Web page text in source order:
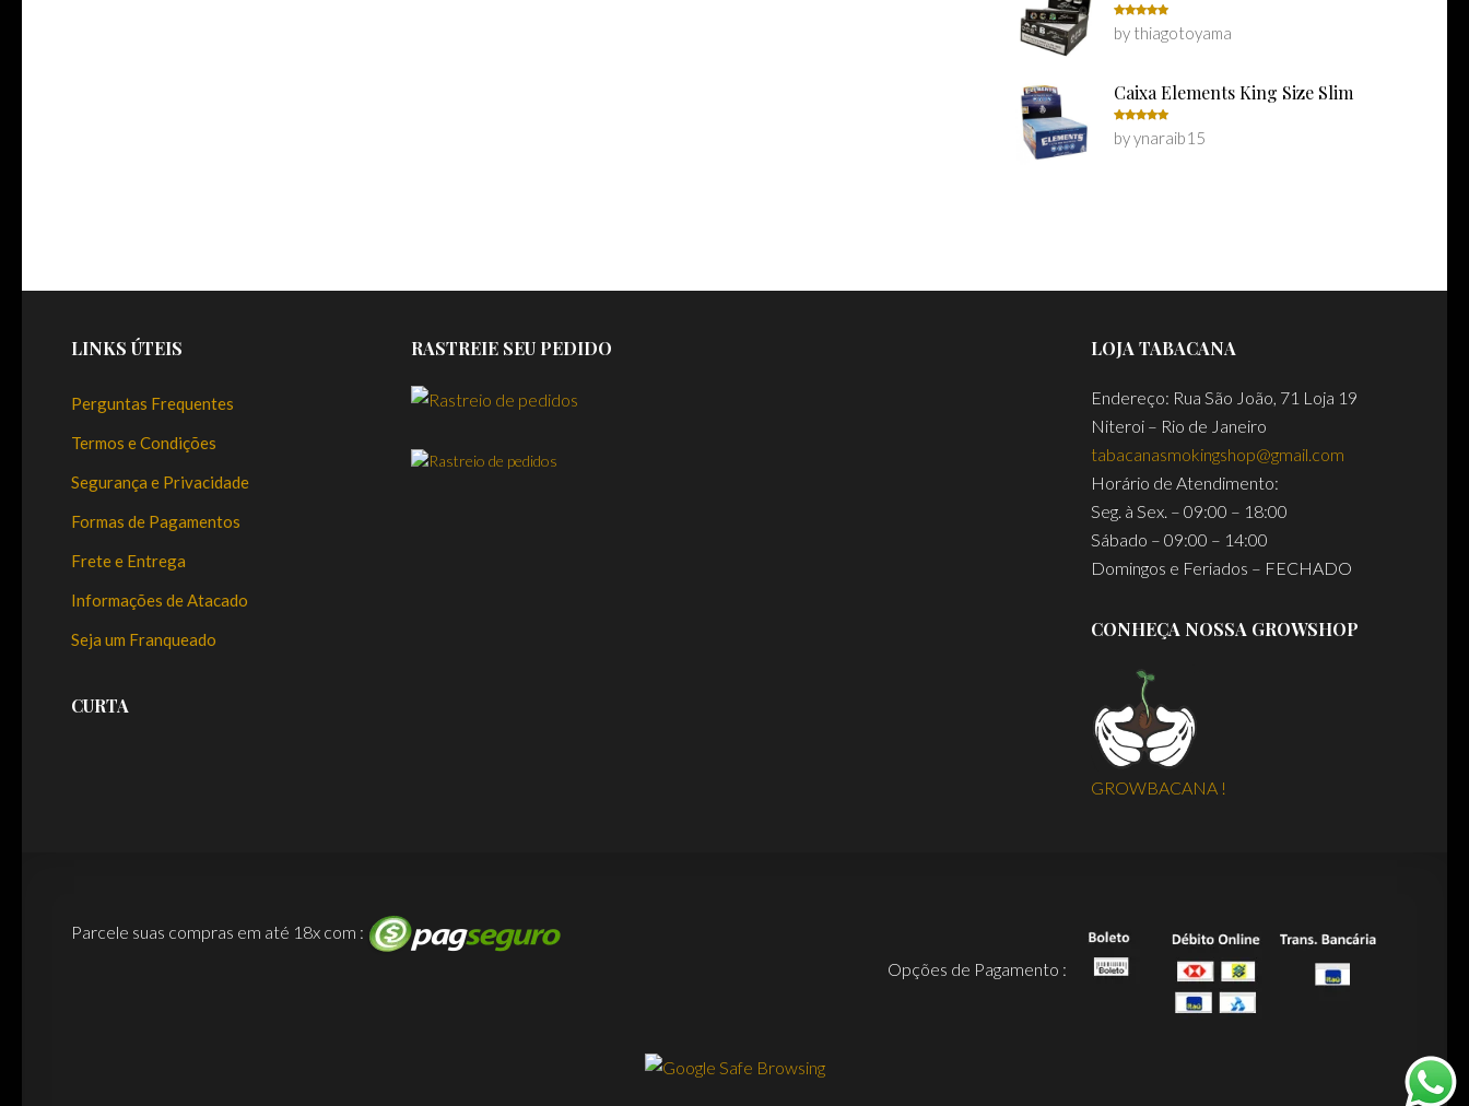
Rated5
by thiagotoyama
Caixa Elements King Size Slim
Rated5
by ynaraib15
LINKS ÚTEIS
Perguntas Frequentes
Termos e Condições
Segurança e Privacidade
Formas de Pagamentos
Frete e Entrega
Informações de Atacado
Seja um Franqueado
CURTA
RASTREIE SEU PEDIDO LOJA TABACANA
Endereço: Rua São João, 71 Loja 19
Niteroi – Rio de Janeiro
tabacanasmokingshop@gmail.com
Horário de Atendimento:
Seg. à Sex. – 09:00 – 18:00
Sábado – 09:00 – 14:00
Domingos e Feriados – FECHADO
CONHEÇA NOSSA GROWSHOP
GROWBACANA !
Parcele suas compras em até 18x com :
Opções de Pagamento :